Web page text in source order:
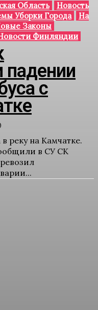
Область
Новость
Уборки Города
На
Законы
Финляндии
падении
с
реку на Камчатке.
в СУ СК